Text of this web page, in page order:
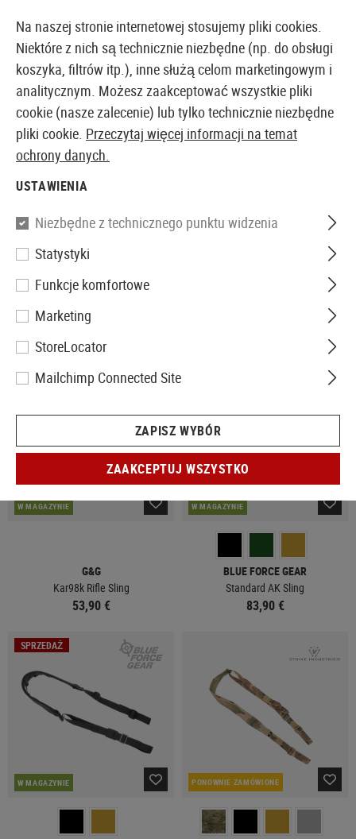
EUROPEJSKI AIRSOFT SKLEP I HURTOWNIA
Strona główna
39 Produkty
W MAGAZYNIE
G&G
Kar98k Rifle Sling
53,90 €
W MAGAZYNIE
BLUE FORCE GEAR
Standard AK Sling
83,90 €
SPRZEDAŻ
W MAGAZYNIE PONOWNIE ZAMÓWIONE
Na naszej stronie internetowej stosujemy pliki cookies.
Niektóre z nich są technicznie niezbędne (np. do obsługi
koszyka, filtrów itp.), inne służą celom marketingowym i
analitycznym. Możesz zaakceptować wszystkie pliki
cookie (nasze zalecenie) lub tylko technicznie niezbędne
pliki cookie. Przeczytaj więcej informacji na temat
ochrony danych.
USTAWIENIA
Niezbędne z technicznego punktu widzenia
Statystyki
Funkcje komfortowe
Marketing
StoreLocator
Mailchimp Connected Site
ZAPISZ WYBÓR
ZAAKCEPTUJ WSZYSTKO